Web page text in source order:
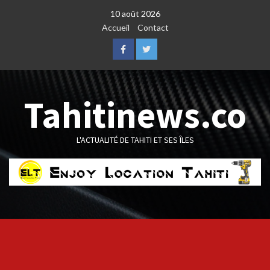
10 août 2026
Accueil
Contact
FacebookTwitter
Tahitinews.co
L'ACTUALITÉ DE TAHITI ET SES ÎLES